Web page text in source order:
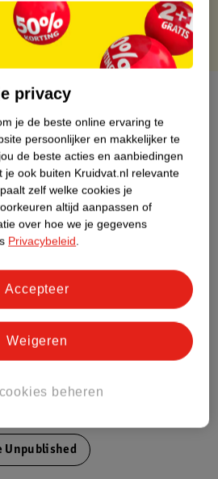
Score.
informatie
Unpublished
privacy
je de beste online ervaring te
persoonlijker en makkelijker te
de beste acties en aanbiedingen
je ook buiten Kruidvat.nl relevante
zelf welke cookies je
altijd aanpassen of
over hoe we je gegevens
Privacybeleid.
beheren
Weigeren
Accepteer